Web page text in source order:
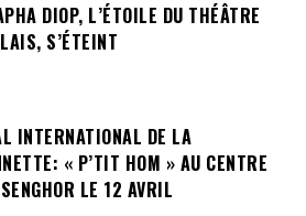
DIOP, L’ÉTOILE DU THÉÂTRE
S’ÉTEINT
INTERNATIONAL DE LA
« P’TIT HOM » AU CENTRE
LE 12 AVRIL